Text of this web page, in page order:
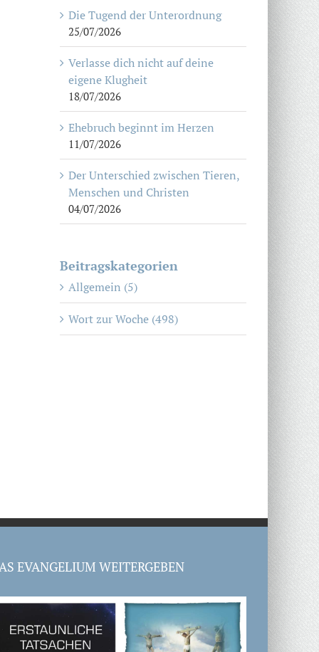
Die Tugend der Unterordnung
25/07/2026
Verlasse dich nicht auf deine
eigene Klugheit
18/07/2026
Ehebruch beginnt im Herzen
11/07/2026
Der Unterschied zwischen Tieren,
Menschen und Christen
04/07/2026
Beitragskategorien
Allgemein (5)
Wort zur Woche (498)
EVANGELIUM WEITERGEBEN